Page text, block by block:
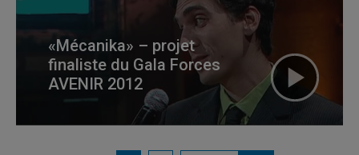
«Mécanika» – projet
finaliste du Gala Forces
AVENIR 2012